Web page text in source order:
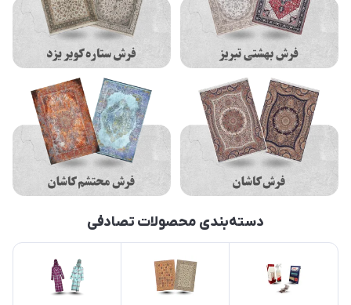
دسته‌بندی محصولات تصادفی